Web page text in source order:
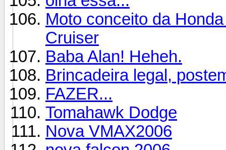
Moto conceito da
Cruiser
Baba Alan! Heheh.
Brincadeira legal,
FAZER...
Tomahawk Dodge
Nova VMAX2006